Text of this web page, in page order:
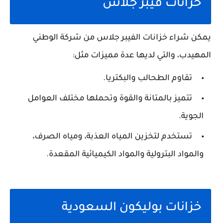
خزانات فيبر جلاس
يمكن شراء خزانات الفيبر جلاس من شركة الوطني
المهيدب، والتي لديها عدة مميزات مثل:
تقاوم الطحالب والبكتريا.
تتميز بالمتانة والقوة وتحملها مختلف العوامل
الجوية.
تستخدم لتخزين المياه العذبة، ومياه الصرف،
والمواد البترولية والمواد الكيميائية المقعدة.
خزانات بوليكون السعودية